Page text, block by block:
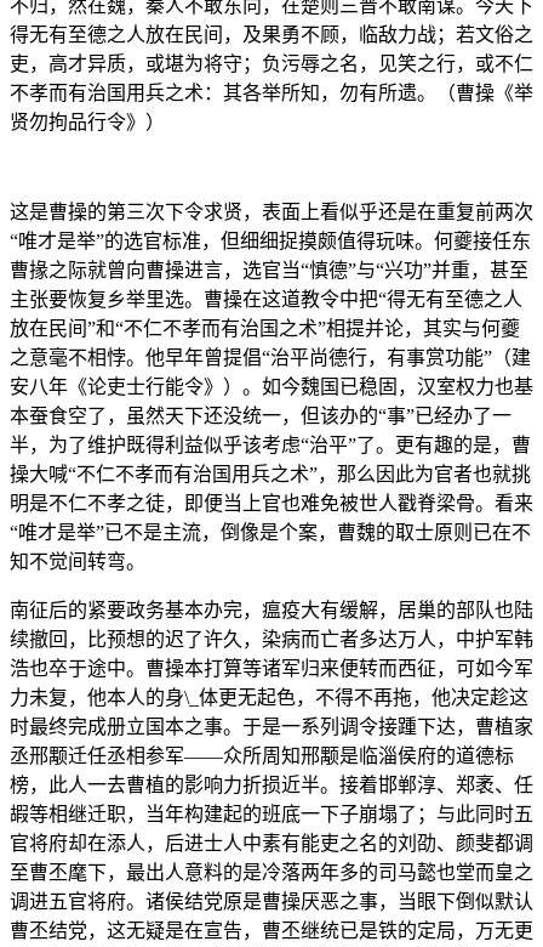
不归，然在魏，秦人不敢东向，在楚则三晋不敢南谋。今天下
得无有至德之人放在民间，及果勇不顾，临敌力战；若文俗之
吏，高才异质，或堪为将守；负污辱之名，见笑之行，或不仁
不孝而有治国用兵之术：其各举所知，勿有所遗。（曹操《举
贤勿拘品行令》）
这是曹操的第三次下令求贤，表面上看似乎还是在重复前两次
“唯才是举”的选官标准，但细细捉摸颇值得玩味。何夔接任东
曹掾之际就曾向曹操进言，选官当“慎德”与“兴功”并重，甚至
主张要恢复乡举里选。曹操在这道教令中把“得无有至德之人
放在民间”和“不仁不孝而有治国之术”相提并论，其实与何夔
之意毫不相悖。他早年曾提倡“治平尚德行，有事赏功能”（建
安八年《论吏士行能令》）。如今魏国已稳固，汉室权力也基
本蚕食空了，虽然天下还没统一，但该办的“事”已经办了一
半，为了维护既得利益似乎该考虑“治平”了。更有趣的是，曹
操大喊“不仁不孝而有治国用兵之术”，那么因此为官者也就挑
明是不仁不孝之徒，即便当上官也难免被世人戳脊梁骨。看来
“唯才是举”已不是主流，倒像是个案，曹魏的取士原则已在不
知不觉间转弯。
南征后的紧要政务基本办完，瘟疫大有缓解，居巢的部队也陆
续撤回，比预想的迟了许久，染病而亡者多达万人，中护军韩
浩也卒于途中。曹操本打算等诸军归来便转而西征，可如今军
力未复，他本人的身\_体更无起色，不得不再拖，他决定趁这
时最终完成册立国本之事。于是一系列调令接踵下达，曹植家
丞邢颙迁任丞相参军——众所周知邢颙是临淄侯府的道德标
榜，此人一去曹植的影响力折损近半。接着邯郸淳、郑袤、任
嘏等相继迁职，当年构建起的班底一下子崩塌了；与此同时五
官将府却在添人，后进士人中素有能吏之名的刘劭、颜斐都调
至曹丕麾下，最出人意料的是冷落两年多的司马懿也堂而皇之
调进五官将府。诸侯结党原是曹操厌恶之事，当眼下倒似默认
曹丕结党，这无疑是在宣告，曹丕继统已是铁的定局，万无更